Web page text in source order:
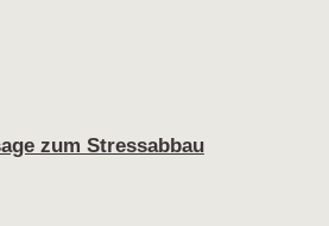
zum Stressabbau